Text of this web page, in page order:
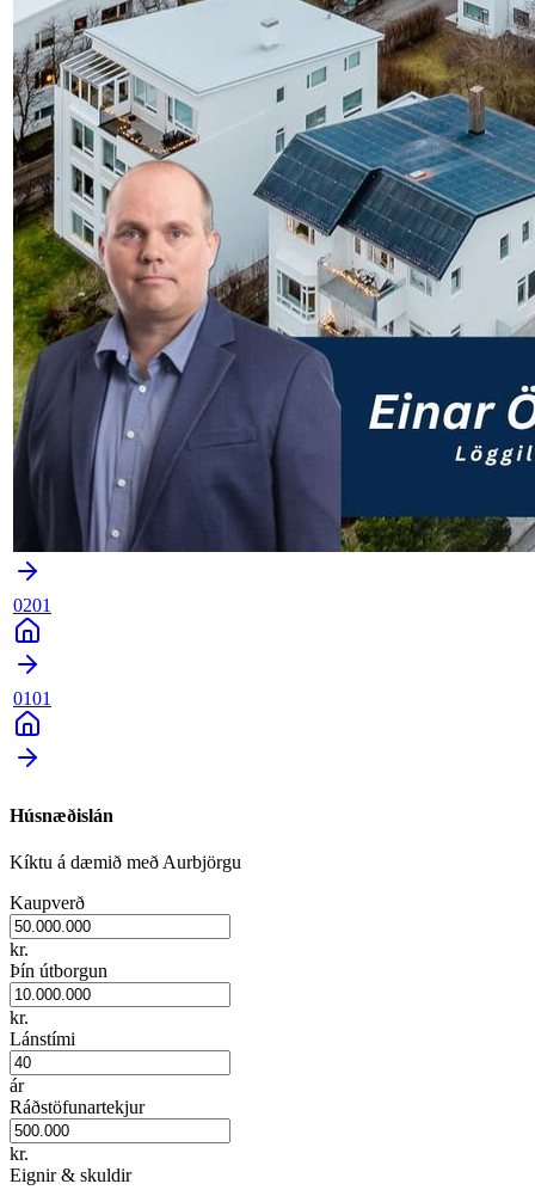
0201
0101
Húsnæðislán
Kíktu á dæmið með Aurbjörgu
Kaupverð
kr.
Þín útborgun
kr.
Lánstími
ár
Ráðstöfunartekjur
kr.
Eignir & skuldir